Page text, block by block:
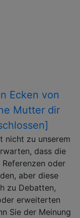
Ecken von
Mutter dir
nicht zu unserem
dass die
oder
aber diese
zu Debatten,
erweiterten
Sie der Meinung